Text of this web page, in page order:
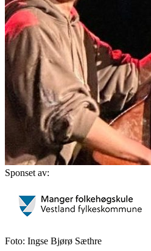
Sponset av:
Foto: Ingse Bjørø Sæthre